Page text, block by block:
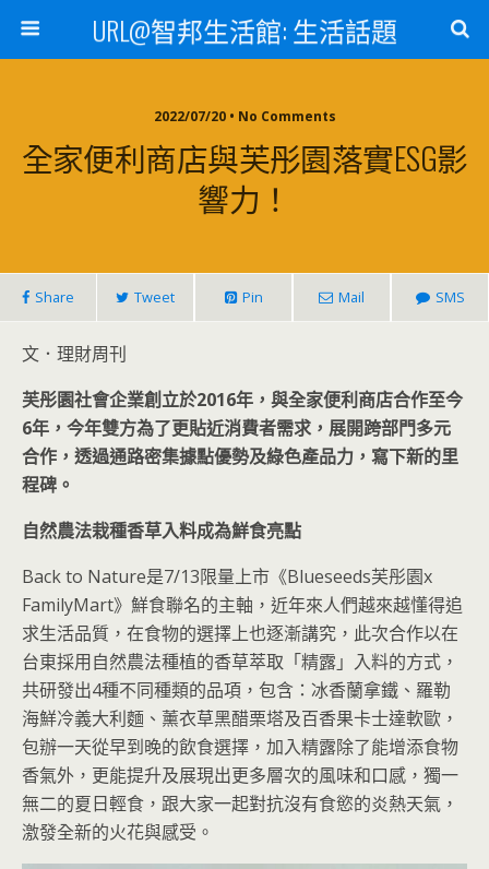
URL@智邦生活館: 生活話題
2022/07/20 • No Comments
全家便利商店與芙彤園落實ESG影
響力！
Share Tweet Pin Mail SMS
文．理財周刊
芙彤園社會企業創立於2016年，與全家便利商店合作至今
6年，今年雙方為了更貼近消費者需求，展開跨部門多元
合作，透過通路密集據點優勢及綠色產品力，寫下新的里
程碑。
自然農法栽種香草入料成為鮮食亮點
Back to Nature是7/13限量上市《Blueseeds芙彤園x
FamilyMart》鮮食聯名的主軸，近年來人們越來越懂得追
求生活品質，在食物的選擇上也逐漸講究，此次合作以在
台東採用自然農法種植的香草萃取「精露」入料的方式，
共研發出4種不同種類的品項，包含：冰香蘭拿鐵、羅勒
海鮮冷義大利麵、薰衣草黑醋栗塔及百香果卡士達軟歐，
包辦一天從早到晚的飲食選擇，加入精露除了能增添食物
香氣外，更能提升及展現出更多層次的風味和口感，獨一
無二的夏日輕食，跟大家一起對抗沒有食慾的炎熱天氣，
激發全新的火花與感受。